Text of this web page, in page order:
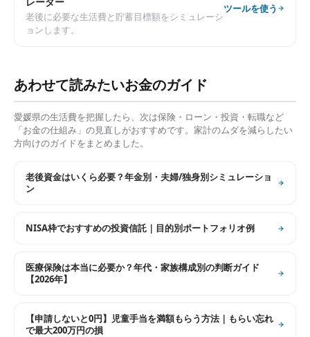
老後に必要な生活費と貯蓄目標額をシミュレーシ
ョンします。
ツールを使う
あわせて読みたいお金のガイド
愛媛県の生活費を把握したら、次は保険・ローン・投資・転職など
「お金の仕組み」の見直しがおすすめです。家計のムダを減らしたい
方向けのガイドをまとめました。
老後資金はいくら必要？年金別・夫婦/独身別シミュレーショ
ン
NISA枠でおすすめの投資信託｜目的別ポートフォリオ例
医療保険は本当に必要か？年代・家族構成別の判断ガイド
【2026年】
【申請しないと0円】児童手当を満額もらう方法｜もらい忘れ
で最大200万円の損